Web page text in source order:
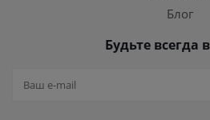
Блог
Будьте всегда